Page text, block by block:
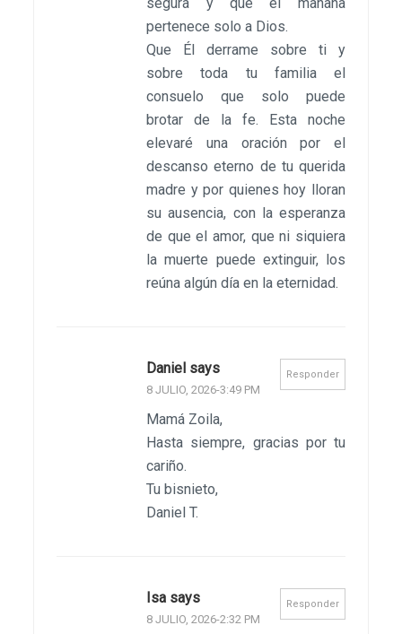
pertenece solo a Dios.
Que Él derrame sobre ti y
sobre toda tu familia el
consuelo que solo puede
brotar de la fe. Esta noche
elevaré una oración por el
descanso eterno de tu querida
madre y por quienes hoy lloran
su ausencia, con la esperanza
de que el amor, que ni siquiera
la muerte puede extinguir, los
reúna algún día en la eternidad.
Responder
Daniel says
8 JULIO, 2026-3:49 PM
Mamá Zoila,
Hasta siempre, gracias por tu
cariño.
Tu bisnieto,
Daniel T.
Responder
Isa says
8 JULIO, 2026-2:32 PM